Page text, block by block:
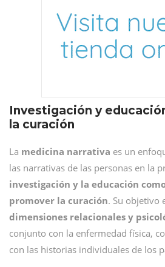
Investigación y
la curación
La medicina narrativa es un
las narrativas de las personas en la
investigación y la educación
promover la curación. Su objetivo
dimensiones relacionales y
conjunto con la enfermedad física,
con las historias individuales de los